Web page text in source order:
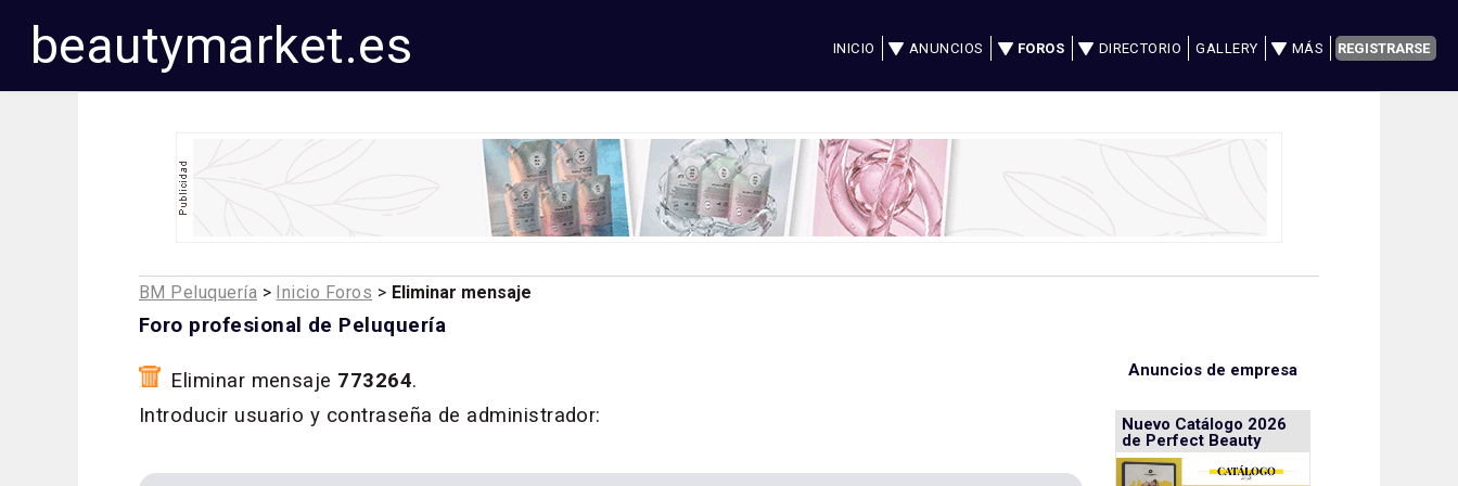
beautymarket.es INICIO ANUNCIOS FOROS DIRECTORIO GALLERY MÁS REGISTRARSE
BM Peluquería > Inicio Foros > Eliminar mensaje
Foro profesional de Peluquería
Eliminar mensaje 773264.
Introducir usuario y contraseña de administrador:
Anuncios de empresa
Nuevo Catálogo 2026
de Perfect Beauty